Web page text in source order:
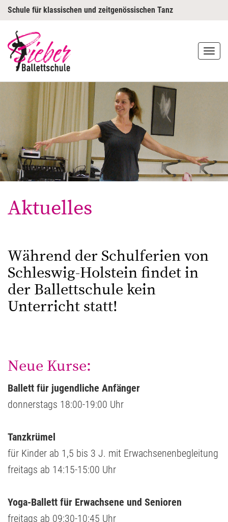
Schule für klassischen und zeitgenössischen Tanz
Aktuelles
Während der Schulferien von
Schleswig-Holstein findet in
der Ballettschule kein
Unterricht statt!
Neue Kurse:
Ballett für jugendliche Anfänger
donnerstags 18:00-19:00 Uhr
Tanzkrümel
für Kinder ab 1,5 bis 3 J. mit Erwachsenenbegleitung
freitags ab 14:15-15:00 Uhr
Yoga-Ballett für Erwachsene und Senioren
freitags ab 09:30-10:45 Uhr